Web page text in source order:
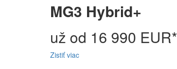
MG3 Hybrid+
už od 16 990 EUR*
Zistiť viac